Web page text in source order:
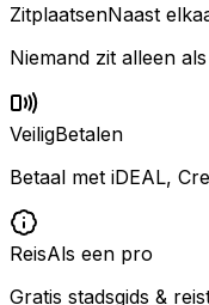
ZitplaatsenNaast
Niemand zit alleen
VeiligBetalen
Betaal met iDEAL,
ReisAls een pro
Gratis stadsgids &